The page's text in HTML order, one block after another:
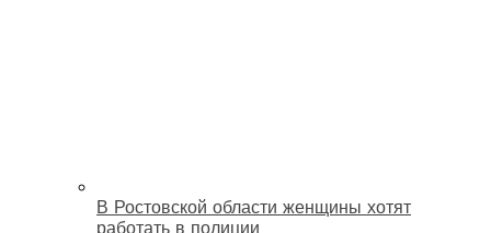
В Ростовской области женщины хотят
работать в полиции